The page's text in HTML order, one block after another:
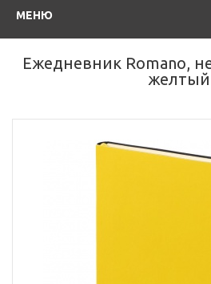
МЕНЮ
Ежедневник Romano,
желтый